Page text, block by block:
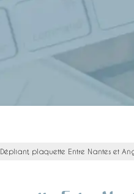
Dépliant, plaquette Entre Nantes et